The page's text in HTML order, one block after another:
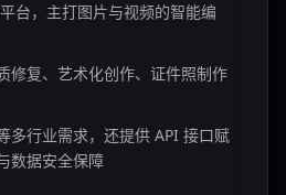
台，主打图片与视频的智能编
修复、艺术化创作、证件照制作
多行业需求，还提供 API 接口赋
数据安全保障